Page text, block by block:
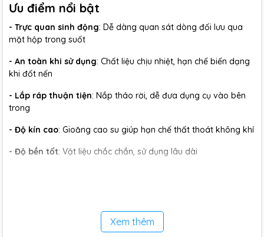
Ưu điểm nổi bật
- Trực quan sinh động: Dễ dàng quan sát dòng đối lưu qua
mặt hộp trong suốt
- An toàn khi sử dụng: Chất liệu chịu nhiệt, hạn chế biến dạng
khi đốt nến
- Lắp ráp thuận tiện: Nắp tháo rời, dễ đưa dụng cụ vào bên
trong
- Độ kín cao: Gioăng cao su giúp hạn chế thất thoát không khí
- Độ bền tốt: Vật liệu chắc chắn, sử dụng lâu dài
- Sử dụng trong các tiết học Khoa học, Vật lý
Xem thêm